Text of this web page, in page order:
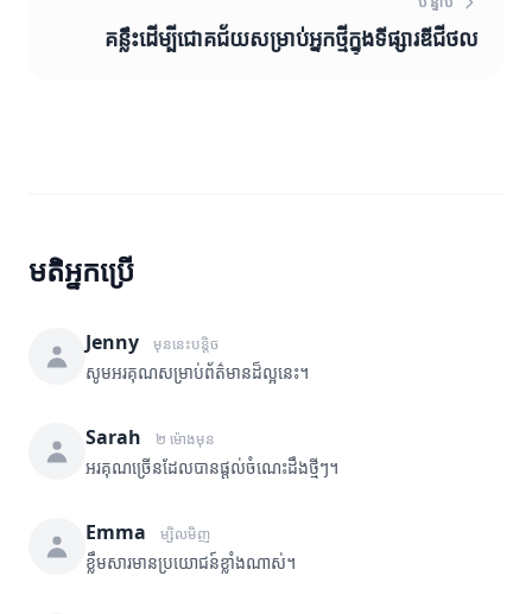
គន្លឹះដើម្បីជោគជ័យសម្រាប់អ្នកថ្មីក្នុងទីផ្សារឌីជីថល
មតិអ្នកប្រើ
Jenny មុននេះបន្តិច
សូមអរគុណសម្រាប់ព័ត៌មានដ៏ល្អនេះ។
Sarah ២ ម៉ោងមុន
អរគុណច្រើនដែលបានផ្តល់ចំណេះដឹងថ្មីៗ។
Emma ម្សិលមិញ
ខ្លឹមសារមានប្រយោជន៍ខ្លាំងណាស់។